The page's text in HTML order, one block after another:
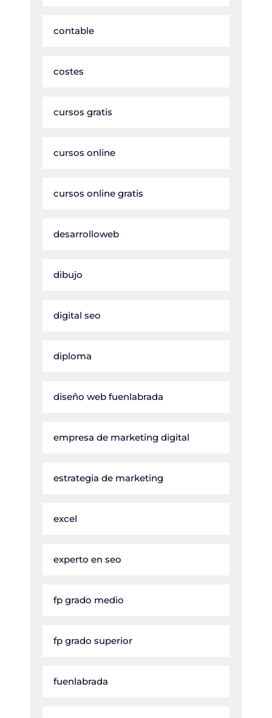
contable
costes
cursos gratis
cursos online
cursos online gratis
desarrolloweb
dibujo
digital seo
diploma
diseño web fuenlabrada
empresa de marketing digital
estrategia de marketing
excel
experto en seo
fp grado medio
fp grado superior
fuenlabrada